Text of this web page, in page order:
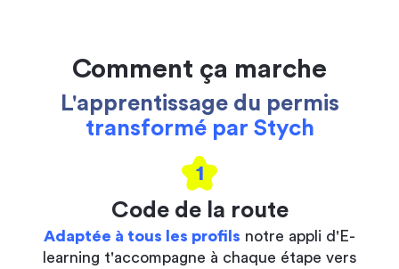
Comment ça marche
L'apprentissage du permis
transformé par Stych
1
Code de la route
Adaptée à tous les profils notre appli d'E-
learning t'accompagne à chaque étape vers